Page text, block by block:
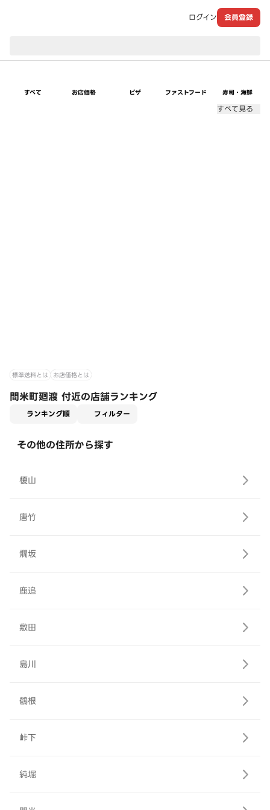
ログイン 会員登録
すべて お店価格 ピザ ファストフード 寿司・海鮮
すべて見る
標準送料とは お店価格とは
間米町廻渡 付近の店舗ランキング
ランキング順 フィルター
その他の住所から探す
榎山
唐竹
燗坂
鹿追
敷田
島川
鶴根
峠下
純堀